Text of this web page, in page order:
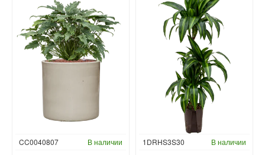
CC0040807 В наличии Гидропоника
1DRHS3S30 В наличии